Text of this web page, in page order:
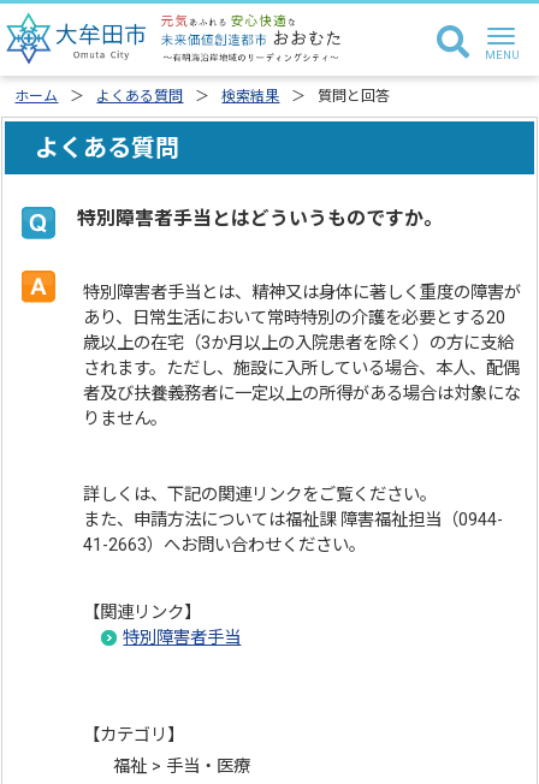
ホーム よくある質問 検索結果 質問と回答
よくある質問
特別障害者手当とはどういうものですか。
特別障害者手当とは、精神又は身体に著しく重度の障害が
あり、日常生活において常時特別の介護を必要とする20
歳以上の在宅（3か月以上の入院患者を除く）の方に支給
されます。ただし、施設に入所している場合、本人、配偶
者及び扶養義務者に一定以上の所得がある場合は対象にな
りません。
詳しくは、下記の関連リンクをご覧ください。
また、申請方法については福祉課 障害福祉担当（0944-
41-2663）へお問い合わせください。
【関連リンク】
特別障害者手当
【カテゴリ】
福祉 > 手当・医療